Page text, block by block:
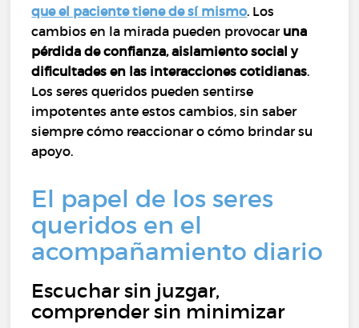
que el paciente tiene de sí mismo. Los
cambios en la mirada pueden provocar una
pérdida de confianza, aislamiento social y
dificultades en las interacciones cotidianas.
Los seres queridos pueden sentirse
impotentes ante estos cambios, sin saber
siempre cómo reaccionar o cómo brindar su
apoyo.
El papel de los seres
queridos en el
acompañamiento diario
Escuchar sin juzgar,
comprender sin minimizar